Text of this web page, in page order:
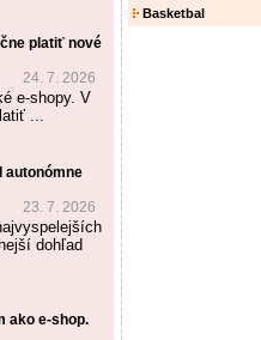
platiť nové
24. 7. 2026
e-shopy. V
...
autonómne
23. 7. 2026
dohľad
ako e-shop.
Basketbal